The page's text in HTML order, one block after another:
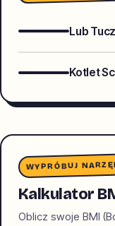
Lub
Kotlet
WYPRÓBUJ
Kalkulator
Oblicz swoje BMI